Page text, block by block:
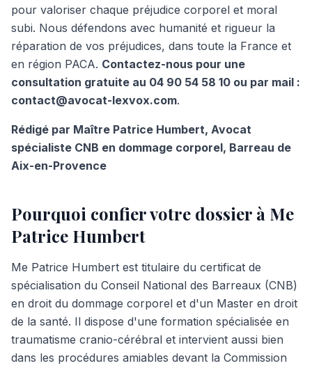
pour valoriser chaque préjudice corporel et moral
subi. Nous défendons avec humanité et rigueur la
réparation de vos préjudices, dans toute la France et
en région PACA. Contactez-nous pour une
consultation gratuite au 04 90 54 58 10 ou par mail :
contact@avocat-lexvox.com.
Rédigé par Maître Patrice Humbert, Avocat
spécialiste CNB en dommage corporel, Barreau de
Aix-en-Provence
Pourquoi confier votre dossier à Me
Patrice Humbert
Me Patrice Humbert est titulaire du certificat de
spécialisation du Conseil National des Barreaux (CNB)
en droit du dommage corporel et d'un Master en droit
de la santé. Il dispose d'une formation spécialisée en
traumatisme cranio-cérébral et intervient aussi bien
dans les procédures amiables devant la Commission